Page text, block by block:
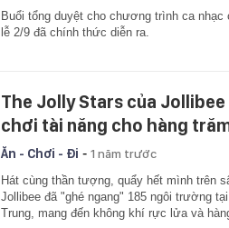
Buổi tổng duyệt cho chương trình ca
lễ 2/9 đã chính thức diễn ra.
The Jolly Stars của Jollibee
chơi tài năng cho hàng
Ăn - Chơi - Đi - 1 năm trước
Hát cùng thần tượng, quẩy hết mình trên
Jollibee đã "ghé ngang" 185 ngôi trường
Trung, mang đến không khí rực lửa và